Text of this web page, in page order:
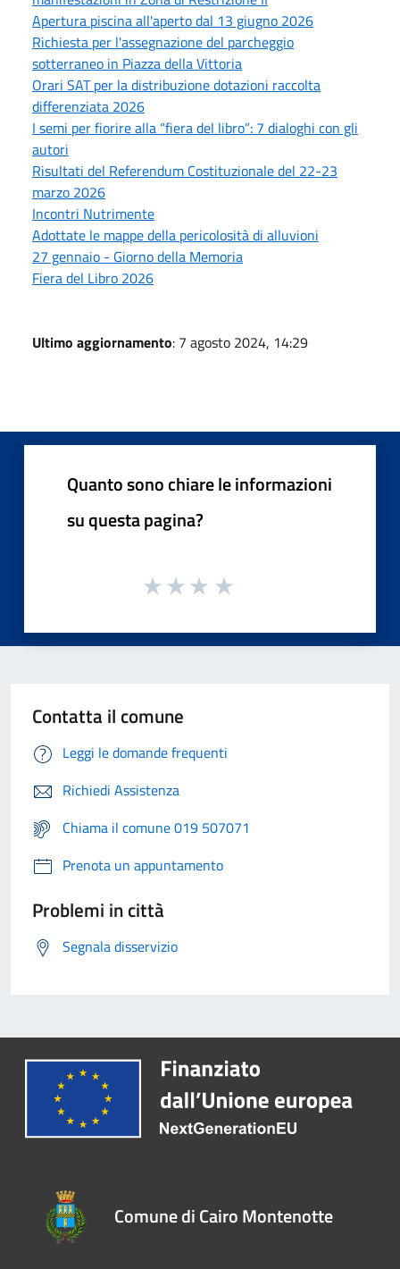
Apertura piscina all'aperto dal 13 giugno 2026
Richiesta per l'assegnazione del parcheggio
sotterraneo in Piazza della Vittoria
Orari SAT per la distribuzione dotazioni raccolta
differenziata 2026
I semi per fiorire alla “fiera del libro”: 7 dialoghi con gli
autori
Risultati del Referendum Costituzionale del 22-23
marzo 2026
Incontri Nutrimente
Adottate le mappe della pericolosità di alluvioni
27 gennaio - Giorno della Memoria
Fiera del Libro 2026
Ultimo aggiornamento: 7 agosto 2024, 14:29
Quanto sono chiare le informazioni
su questa pagina?
Contatta il comune
Leggi le domande frequenti
Richiedi Assistenza
Chiama il comune 019 507071
Prenota un appuntamento
Problemi in città
Segnala disservizio
Comune di Cairo Montenotte